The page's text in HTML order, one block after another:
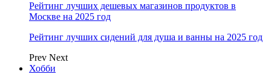
Рейтинг лучших дешевых магазинов продуктов в
Москве на 2025 год
Рейтинг лучших сидений для душа и ванны на 2025 год
Prev Next
Хобби